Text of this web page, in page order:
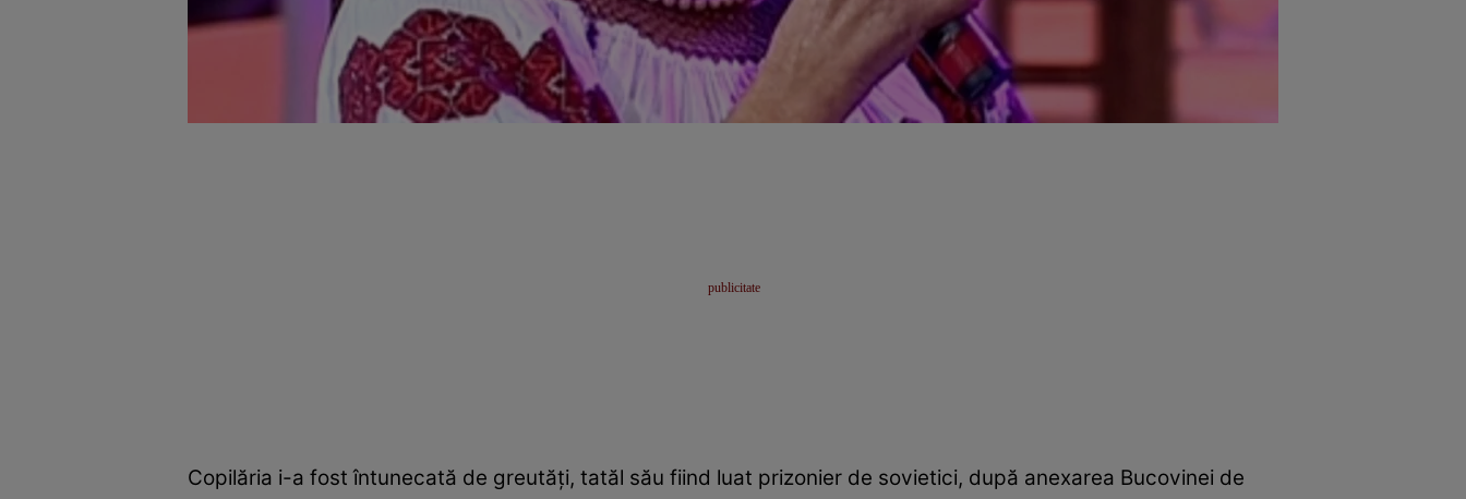
Copilăria i-a fost întunecată de greutăţi, tatăl său fiind luat prizonier de sovietici, după anexarea Bucovinei de